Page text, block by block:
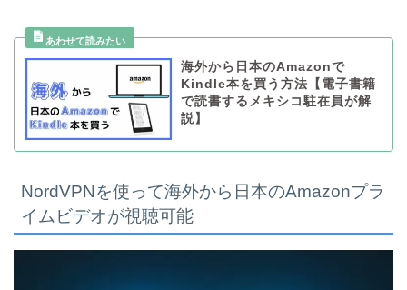
海外から日本のAmazonで
Kindle本を買う方法【電子書籍
で読書するメキシコ駐在員が解
説】
NordVPNを使って海外から日本のAmazonプラ
イムビデオが視聴可能